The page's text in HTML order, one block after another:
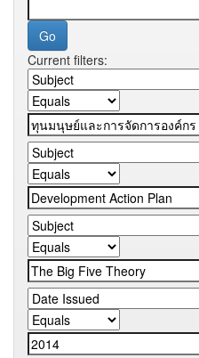
Current filters: